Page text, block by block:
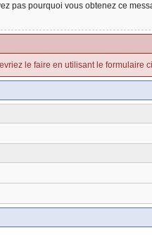
pas pourquoi vous obtenez ce
le faire en utilisant le formulaire